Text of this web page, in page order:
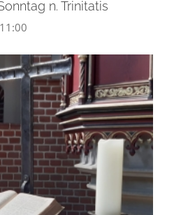
n. Trinitatis
11:00